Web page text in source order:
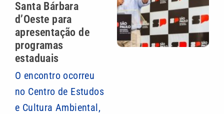
Santa Bárbara
d’Oeste para
apresentação de
programas
estaduais
O encontro ocorreu
no Centro de Estudos
e Cultura Ambiental,